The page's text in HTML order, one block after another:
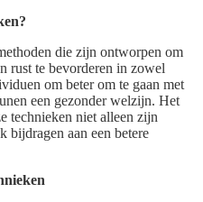
die zijn ontworpen om
rust te bevorderen in zowel
om beter om te gaan met
een gezonder welzijn. Het
technieken niet alleen zijn
bijdragen aan een betere